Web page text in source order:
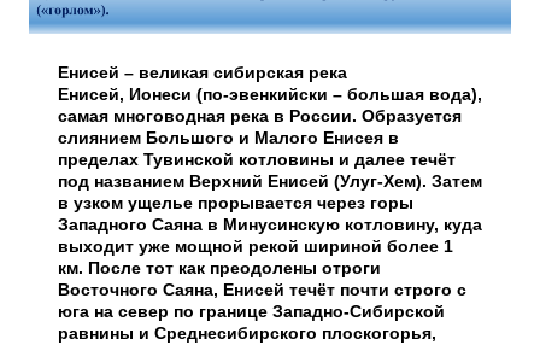
Енисей – великая сибирская река
Енисей, Ионеси (по-эвенкийски – большая вода),
самая многоводная река в России. Образуется
слиянием Большого и Малого Енисея в
пределах Тувинской котловины и далее течёт
под названием Верхний Енисей (Улуг-Хем). Затем
в узком ущелье прорывается через горы
Западного Саяна в Минусинскую котловину, куда
выходит уже мощной рекой шириной более 1
км. После тот как преодолены отроги
Восточного Саяна, Енисей течёт почти строго с
юга на север по границе Западно-Сибирской
равнины и Среднесибирского плоскогорья,